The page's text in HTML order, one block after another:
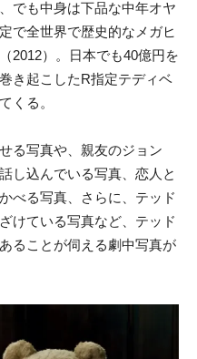
でも中身は下品な中年オヤ
で全世界で歴史的なメガヒ
2012）。日本でも40億円を
き起こしたR指定テディベ
くる。
る写真や、親友のジョン
し込んでいる写真、恋人と
べる写真、さらに、テッド
けている写真など、テッド
ることが伺える劇中写真が